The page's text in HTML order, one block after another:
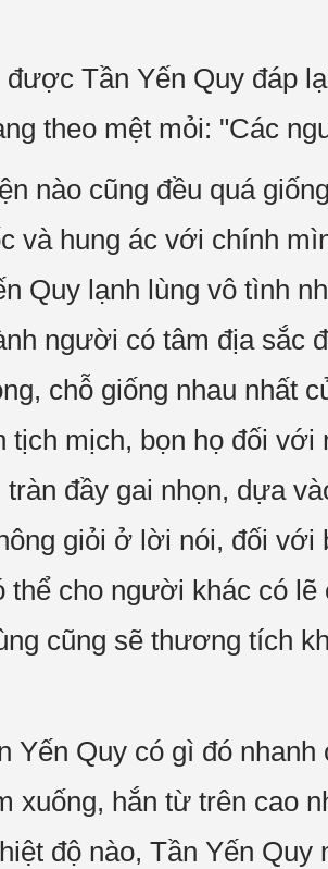
Tần Yến Quy đáp
theo mệt mỏi: "Các
nào cũng đều quá
và hung ác với chính
Quy lạnh lùng vô tình
người có tâm địa sắc
chỗ giống nhau nhất
tịch mịch, bọn họ đối
đầy gai nhọn, dựa
giỏi ở lời nói, đối
cho người khác có
cũng sẽ thương tích
Yến Quy có gì đó
xuống, hắn từ trên cao
độ nào, Tần Yến Quy